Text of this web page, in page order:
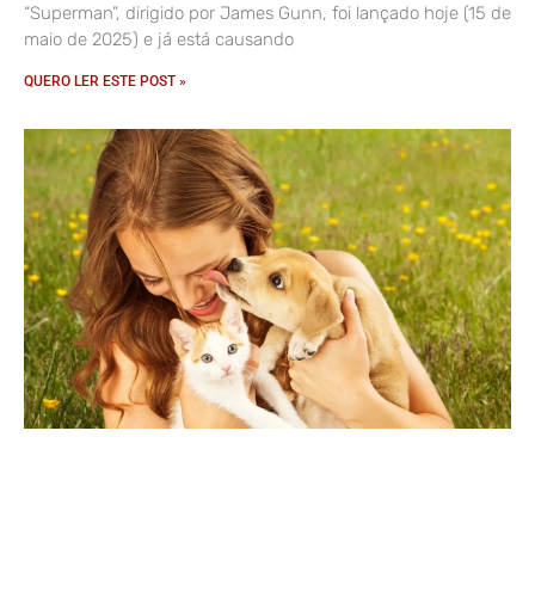
“Superman”, dirigido por James Gunn, foi lançado hoje (15 de
maio de 2025) e já está causando
QUERO LER ESTE POST »